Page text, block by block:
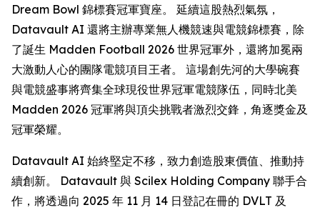
Dream Bowl 錦標賽冠軍寶座。 延續這股熱烈氣氛，
Datavault AI 還將主辦專業無人機競速與電競錦標賽，除
了誕生 Madden Football 2026 世界冠軍外，還將加冕兩
大激動人心的團隊電競項目王者。 這場創先河的大學碗賽
與電競盛事將齊集全球現役世界冠軍電競隊伍，同時北美
Madden 2026 冠軍將與頂尖挑戰者激烈交鋒，角逐獎金及
冠軍榮耀。
Datavault AI 始終堅定不移，致力創造股東價值、推動持
續創新。 Datavault 與 Scilex Holding Company 聯手合
作，將透過向 2025 年 11 月 14 日登記在冊的 DVLT 及